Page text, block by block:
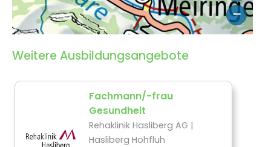
−
Weitere Ausbildungsangebote
Fachmann/-frau
Gesundheit
Rehaklinik Hasliberg AG |
Hasliberg Hohfluh